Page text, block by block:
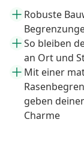
Robuste
So bleiben
an Ort und
Mit einer
geben
Charme